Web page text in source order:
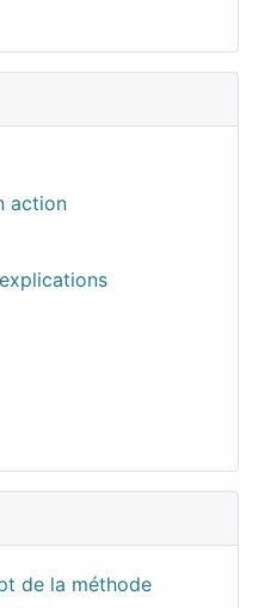
action
de la méthode